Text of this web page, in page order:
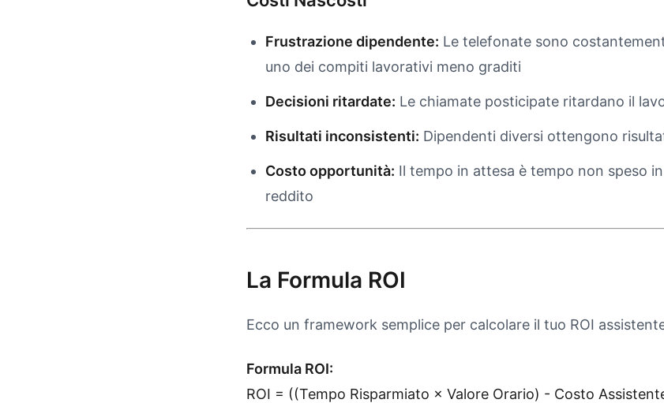
Frustrazione dipendente: Le telefonate sono
uno dei compiti lavorativi meno graditi
Decisioni ritardate: Le chiamate posticipate ritardano il
Risultati inconsistenti: Dipendenti diversi ottengono
Costo opportunità: Il tempo in attesa è tempo non speso
reddito
La Formula ROI
Ecco un framework semplice per calcolare il tuo ROI
Formula ROI:
ROI = ((Tempo Risparmiato × Valore Orario) - Costo